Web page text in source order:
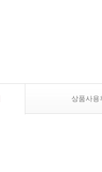
상품사용